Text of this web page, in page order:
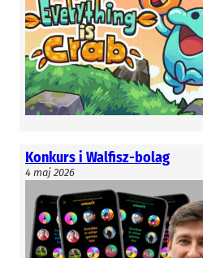
Konkurs i Walfisz-bolag
4 maj 2026